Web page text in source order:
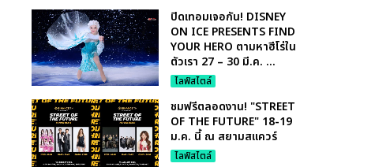
ปิดเทอมเจอกัน! DISNEY
ON ICE PRESENTS FIND
YOUR HERO ตามหาฮีโร่ใน
ตัวเรา 27 – 30 มี.ค. ...
ไลฟ์สไตล์
ชมฟรีตลอดงาน! "STREET
OF THE FUTURE" 18-19
ม.ค. นี้ ณ สยามสแควร์
ไลฟ์สไตล์